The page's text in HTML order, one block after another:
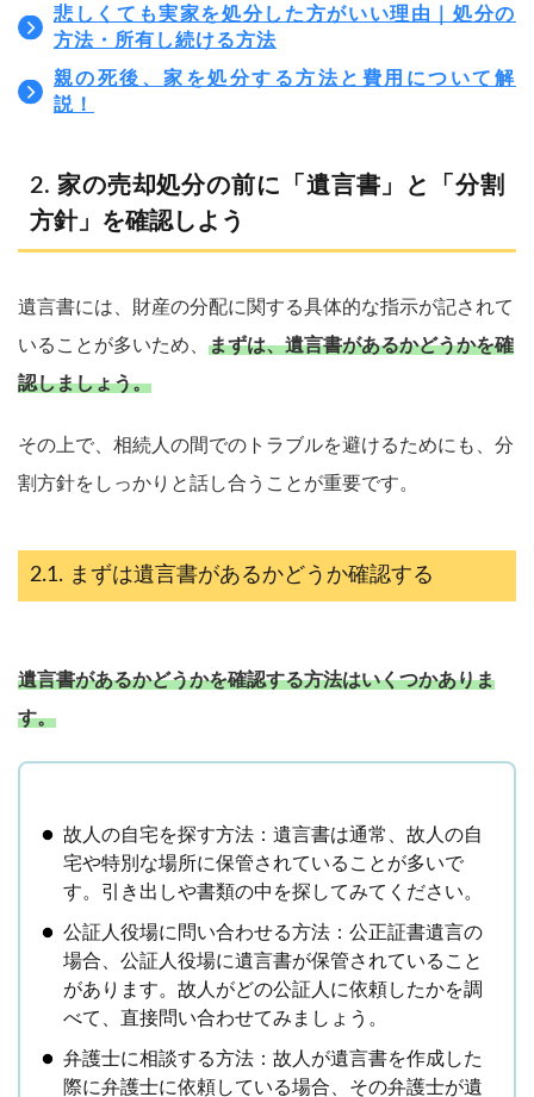
悲しくても実家を処分した方がいい理由｜処分の
方法・所有し続ける方法
親の死後、家を処分する方法と費用について解
説！
家の売却処分の前に「遺言書」と「分割
方針」を確認しよう
遺言書には、財産の分配に関する具体的な指示が記されて
いることが多いため、 まずは、遺言書があるかどうかを確
認しましょう。
その上で、相続人の間でのトラブルを避けるためにも、分
割方針をしっかりと話し合うことが重要です。
まずは遺言書があるかどうか確認する
遺言書があるかどうかを確認する方法はいくつかありま
す。
故人の自宅を探す方法：遺言書は通常、故人の自
宅や特別な場所に保管されていることが多いで
す。引き出しや書類の中を探してみてください。
公証人役場に問い合わせる方法：公正証書遺言の
場合、公証人役場に遺言書が保管されていること
があります。故人がどの公証人に依頼したかを調
べて、直接問い合わせてみましょう。
弁護士に相談する方法：故人が遺言書を作成した
際に弁護士に依頼している場合、その弁護士が遺